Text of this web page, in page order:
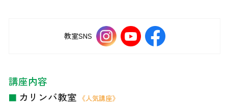
教室SNS
講座内容
■ カリンバ教室 《人気講座》